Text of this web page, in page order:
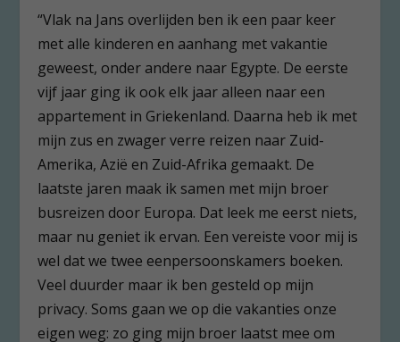
“Vlak na Jans overlijden ben ik een paar keer
met alle kinderen en aanhang met vakantie
geweest, onder andere naar Egypte. De eerste
vijf jaar ging ik ook elk jaar alleen naar een
appartement in Griekenland. Daarna heb ik met
mijn zus en zwager verre reizen naar Zuid-
Amerika, Azië en Zuid-Afrika gemaakt. De
laatste jaren maak ik samen met mijn broer
busreizen door Europa. Dat leek me eerst niets,
maar nu geniet ik ervan. Een vereiste voor mij is
wel dat we twee eenpersoonskamers boeken.
Veel duurder maar ik ben gesteld op mijn
privacy. Soms gaan we op die vakanties onze
eigen weg: zo ging mijn broer laatst mee om